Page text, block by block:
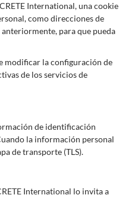
International, una cookie
como direcciones de
para que pueda
modificar la configuración de
de los servicios de
de identificación
la información personal
de transporte (TLS).
International lo invita a